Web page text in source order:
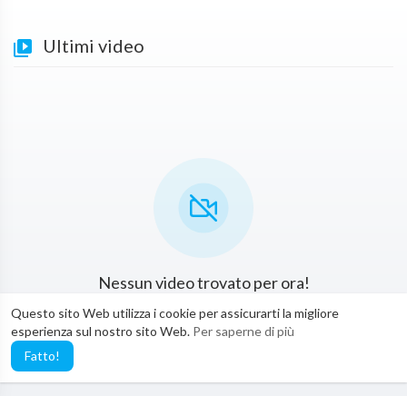
Questo sito Web utilizza i cookie per assicurarti la migliore
esperienza sul nostro sito Web. Per saperne di più
Fatto!
Ultimi video
Nessun video trovato per ora!